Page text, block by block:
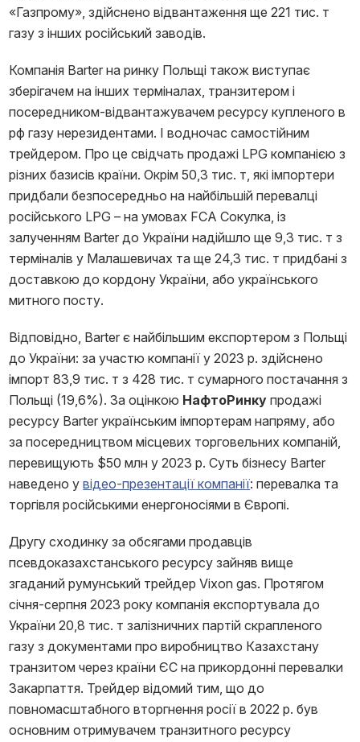
«Газпрому», здійснено відвантаження ще 221 тис. т
газу з інших російський заводів.
Компанія Barter на ринку Польщі також виступає
зберігачем на інших терміналах, транзитером і
посередником-відвантажувачем ресурсу купленого в
рф газу нерезидентами. І водночас самостійним
трейдером. Про це свідчать продажі LPG компанією з
різних базисів країни. Окрім 50,3 тис. т, які імпортери
придбали безпосередньо на найбільшій перевалці
російського LPG – на умовах FCA Сокулка, із
залученням Barter до України надійшло ще 9,3 тис. т з
терміналів у Малашевичах та ще 24,3 тис. т придбані з
доставкою до кордону України, або українського
митного посту.
Відповідно, Barter є найбільшим експортером з Польщі
до України: за участю компанії у 2023 р. здійснено
імпорт 83,9 тис. т з 428 тис. т сумарного постачання з
Польщі (19,6%). За оцінкою НафтоРинкупродажі
ресурсу Barter українським імпортерам напряму, або
за посередництвом місцевих торговельних компаній,
перевищують $50 млн у 2023 р. Суть бізнесу Barter
наведено увідео-презентації компанії: перевалка та
торгівля російськими енергоносіями в Європі.
Другу сходинку за обсягами продавців
псевдоказахстанського ресурсу зайняв вище
згаданий румунський трейдер Vixon gas. Протягом
січня-серпня 2023 року компанія експортувала до
України 20,8 тис. т залізничних партій скрапленого
газу з документами про виробництво Казахстану
транзитом через країни ЄС на прикордонні перевалки
Закарпаття. Трейдер відомий тим, що до
повномасштабного вторгнення росії в 2022 р. був
основним отримувачем транзитного ресурсу